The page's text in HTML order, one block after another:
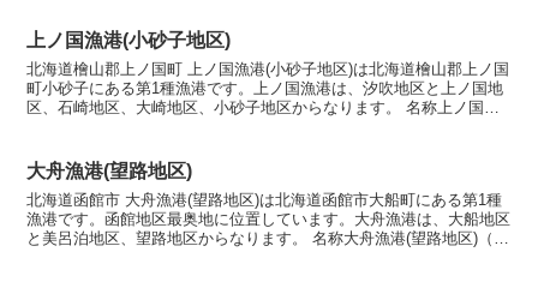
上ノ国漁港(小砂子地区)
北海道檜山郡上ノ国町 上ノ国漁港(小砂子地区)は北海道檜山郡上ノ国
町小砂子にある第1種漁港です。上ノ国漁港は、汐吹地区と上ノ国地
区、石崎地区、大崎地区、小砂子地区からなります。 名称上ノ国漁
大舟漁港(望路地区)
北海道函館市 大舟漁港(望路地区)は北海道函館市大船町にある第1種
漁港です。函館地区最奥地に位置しています。大舟漁港は、大船地区
と美呂泊地区、望路地区からなります。 名称大舟漁港(望路地区)（お